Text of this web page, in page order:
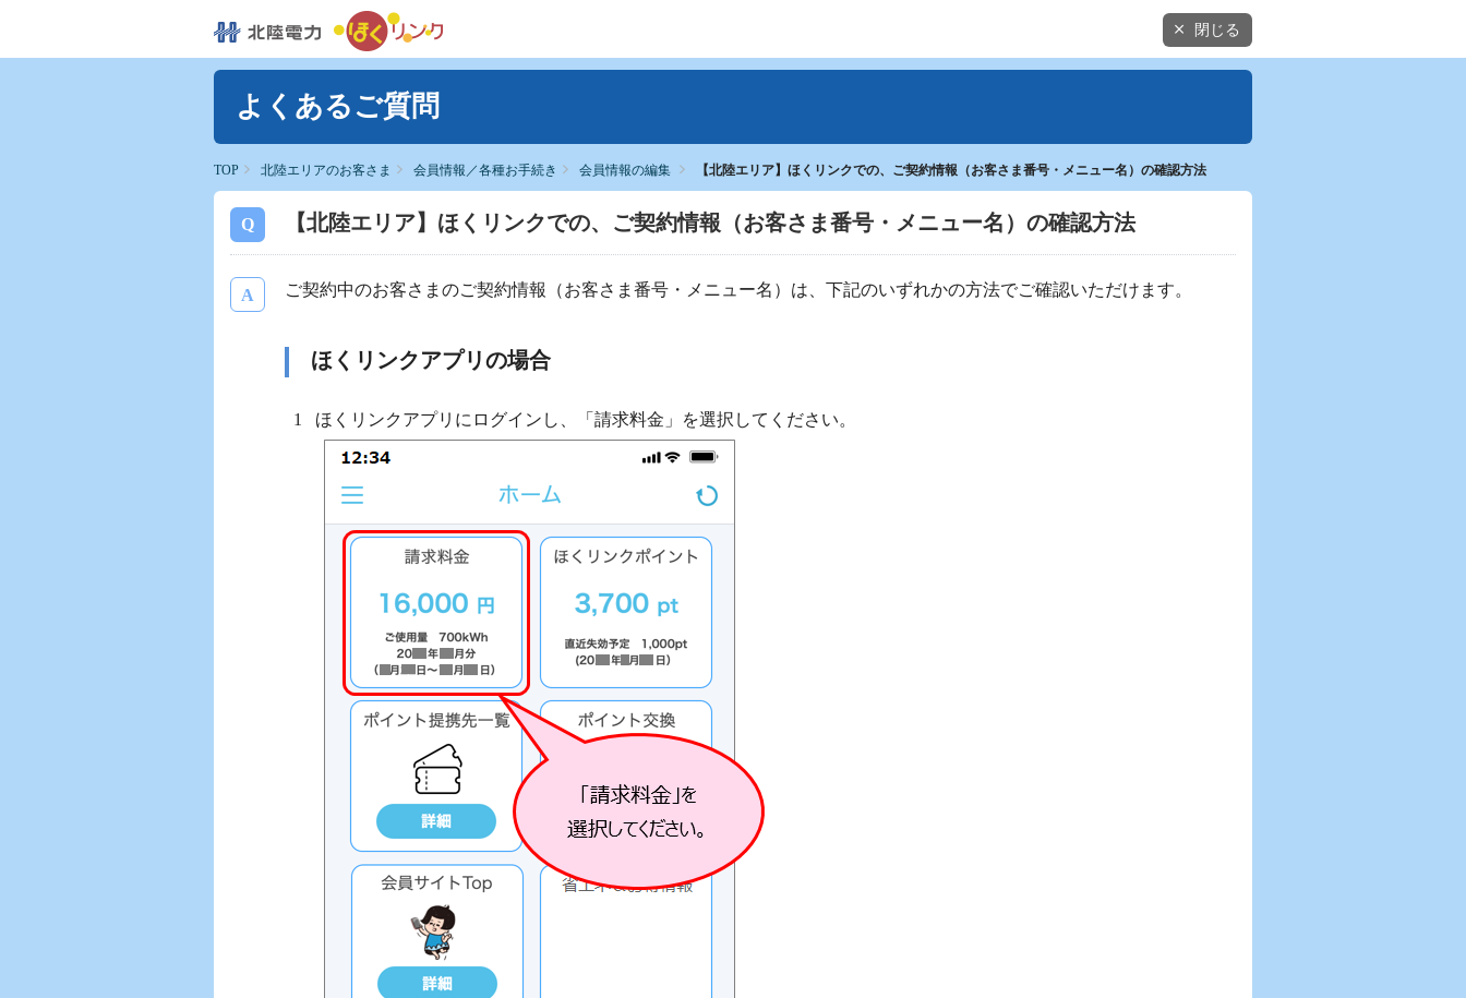
閉じる
よくあるご質問
TOP 北陸エリアのお客さま 会員情報／各種お手続き 会員情報の編集 【北陸エリア】ほくリンクでの、ご契約情報（お客さま番号・メニュー名）の確認方法
【北陸エリア】ほくリンクでの、ご契約情報（お客さま番号・メニュー名）の確認方法
ご契約中のお客さまのご契約情報（お客さま番号・メニュー名）は、下記のいずれかの方法でご確認いただけます。
ほくリンクアプリの場合
ほくリンクアプリにログインし、「請求料金」を選択してください。